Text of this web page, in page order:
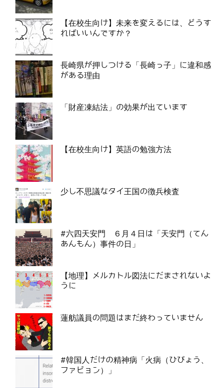
【在校生向け】未来を変えるには、どうす
ればいいんですか？
長崎県が押しつける「長崎っ子」に違和感
がある理由
「財産凍結法」の効果が出ています
【在校生向け】英語の勉強方法
少し不思議なタイ王国の徴兵検査
#六四天安門 ６月４日は「天安門（てん
あんもん）事件の日」
【地理】メルカトル図法にだまされないよ
うに
蓮舫議員の問題はまだ終わっていません
#韓国人だけの精神病「火病（ひびょう、
ファビョン）」